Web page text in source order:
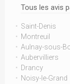
Tous les avis
Saint-Denis
Montreuil
Aulnay-sous-
Aubervilliers
Drancy
Noisy-le-Grand